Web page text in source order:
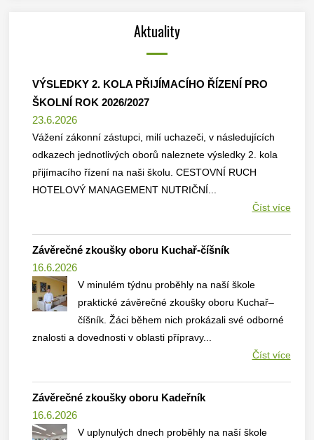
Aktuality
VÝSLEDKY 2. KOLA PŘIJÍMACÍHO ŘÍZENÍ PRO
ŠKOLNÍ ROK 2026/2027
23.6.2026
Vážení zákonní zástupci, milí uchazeči, v následujících
odkazech jednotlivých oborů naleznete výsledky 2. kola
přijímacího řízení na naši školu. CESTOVNÍ RUCH
HOTELOVÝ MANAGEMENT NUTRIČNÍ...
Číst více
Závěrečné zkoušky oboru Kuchař-číšník
16.6.2026
V minulém týdnu proběhly na naší škole
praktické závěrečné zkoušky oboru Kuchař–
číšník. Žáci během nich prokázali své odborné
znalosti a dovednosti v oblasti přípravy...
Číst více
Závěrečné zkoušky oboru Kadeřník
16.6.2026
V uplynulých dnech proběhly na naší škole